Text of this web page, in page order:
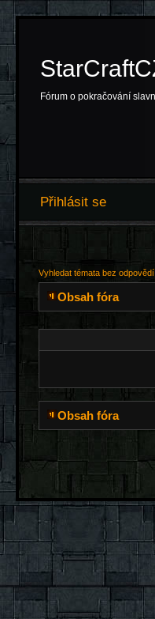
Fórum o pokračování
Přihlásit se
Vyhledat témata bez odpovědí
Obsah fóra
Obsah fóra